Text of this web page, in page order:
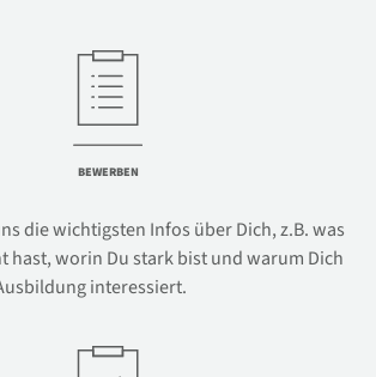
BEWERBEN
die wichtigsten Infos über Dich, z.B. was
hast, worin Du stark bist und warum Dich
interessiert.